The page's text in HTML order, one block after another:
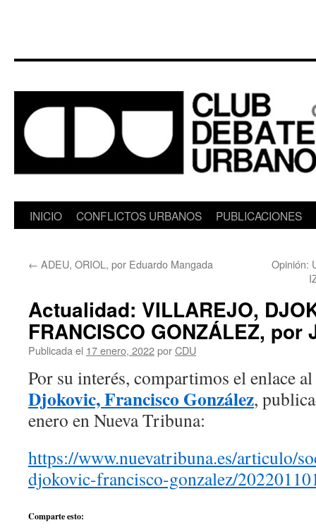
Saltar
contenido
INICIO CONFLICTOS URBANOS PUBLICACIONES
← ADEU, ORIOL, por Eduardo Mangada
Opinión:
Actualidad: VILLAREJO,
FRANCISCO GONZÁLEZ,
Publicada el 17 enero, 2022porCDU
Por su interés, compartimos el enlace
Djokovic, Francisco González,
enero en Nueva Tribuna:
https://www.nuevatribuna.es/articulo/
djokovic-francisco-gonzalez/
Comparte esto: